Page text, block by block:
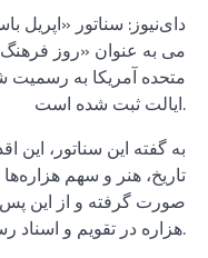
می به عنوان «روز فرهنگ
متحده آمریکا به رسمیت
ایالت ثبت شده است.
به گفته این سناتور،
تاریخ، هنر و سهم
هزاره در تقویم و اسناد رسمی ایالت شناخته خواهد شد.